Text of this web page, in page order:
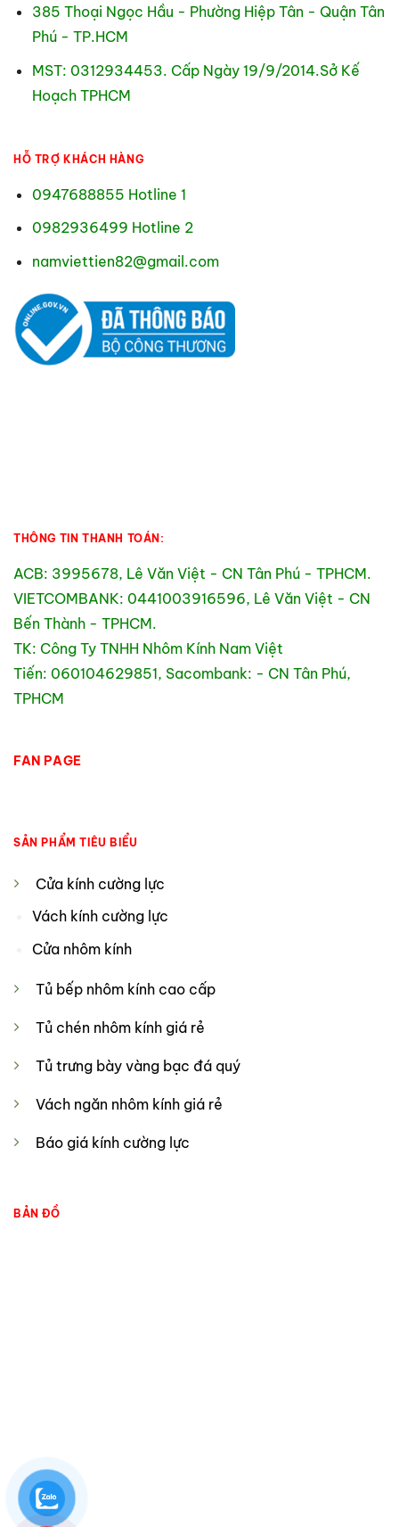
385 Thoại Ngọc Hầu - Phường Hiệp Tân - Quận Tân
Phú - TP.HCM
MST: 0312934453. Cấp Ngày 19/9/2014.Sở Kế
Hoạch TPHCM
HỖ TRỢ KHÁCH HÀNG
0947688855 Hotline 1
0982936499 Hotline 2
namviettien82@gmail.com
THÔNG TIN THANH TOÁN:
ACB: 3995678, Lê Văn Việt - CN Tân Phú - TPHCM.
VIETCOMBANK: 0441003916596, Lê Văn Việt - CN
Bến Thành - TPHCM.
TK: Công Ty TNHH Nhôm Kính Nam Việt
Tiến: 060104629851, Sacombank: - CN Tân Phú,
TPHCM
FAN PAGE
SẢN PHẨM TIÊU BIỂU
Cửa kính cường lực
Vách kính cường lực
Cửa nhôm kính
Tủ bếp nhôm kính cao cấp
Tủ chén nhôm kính giá rẻ
Tủ trưng bày vàng bạc đá quý
Vách ngăn nhôm kính giá rẻ
Báo giá kính cường lực
BẢN ĐỒ